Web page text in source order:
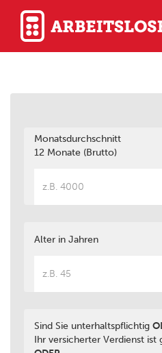
Monatsdurchschnitt
12 Monate (Brutto)
Alter in Jahren
Sind Sie unterhaltspflichtig
Ihr versicherter Verdienst ist